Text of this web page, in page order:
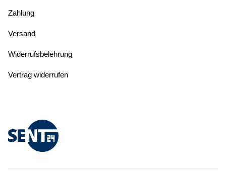
Zahlung
Versand
Widerrufsbelehrung
Vertrag widerrufen